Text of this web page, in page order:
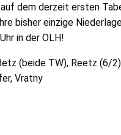
dem derzeit ersten
bisher einzige
in der OLH!
(beide TW), Reetz (6/
Vratny